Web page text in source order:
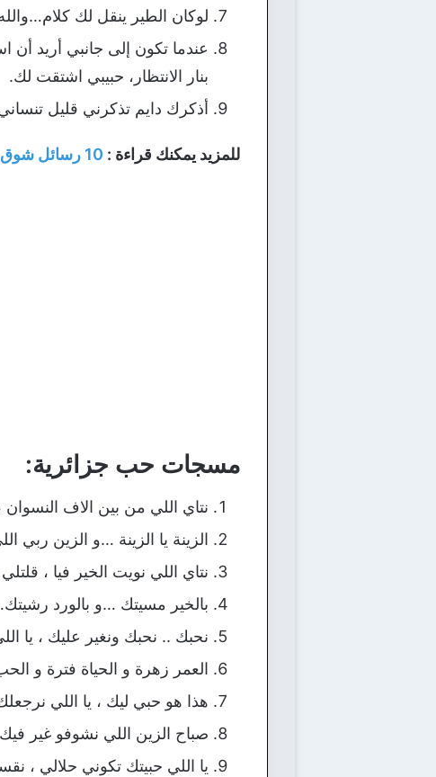
لوكان الطير ينقل لك
عندما تكون إلى جانبي أريد
بنار الانتظار، حبيبي اشتقت لك.
أذكرك دايم تذكرني قليل
للمزيد يمكنك قراءة : 10 رسائل شوق وحب وغرام
مسجات حب جزائرية:
نتاي اللي من بين الاف
الزينة يا الزينة …و الزين
نتاي اللي نويت الخير فيا ،
بالخير مسيتك …و بالورد
نحبك .. نحبك ونغير عليك ، يا
العمر زهرة و الحياة فترة و
هذا هو حبي ليك ، يا اللي
صباح الزين اللي نشوفو غير
يا اللي حبيتك تكوني حلالي ،